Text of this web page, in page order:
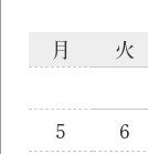
月
火
5
6